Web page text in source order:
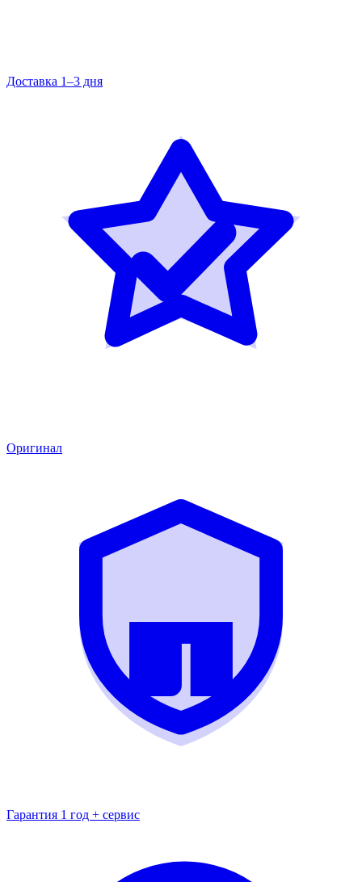
Доставка 1–3 дня
Оригинал
Гарантия 1 год + сервис